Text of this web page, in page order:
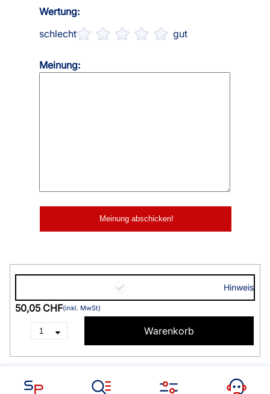
Wertung:
schlecht
gut
Meinung:
Hinweis
50,05 CHF(inkl. MwSt)
Warenkorb